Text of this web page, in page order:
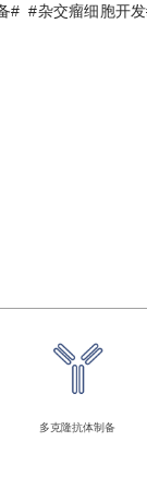
# #杂交瘤细胞开发
多克隆抗体制备